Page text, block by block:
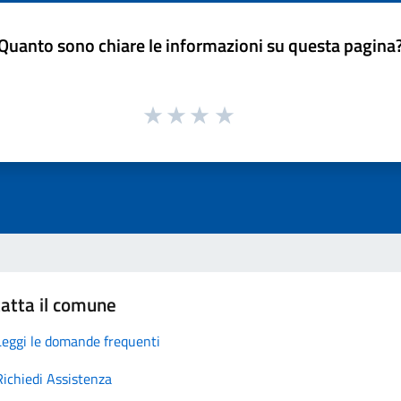
sono chiare le informazioni su questa
il comune
le domande frequenti
Assistenza